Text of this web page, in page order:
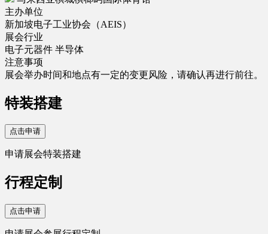
主办单位
新加坡电子工业协会（AEIS）
展会行业
电子元器件 半导体
注意事项
展会举办时间和地点有一定的变更风险，请确认再进行前往。
特装搭建
点击申请
申请展会特装搭建
行程定制
点击申请